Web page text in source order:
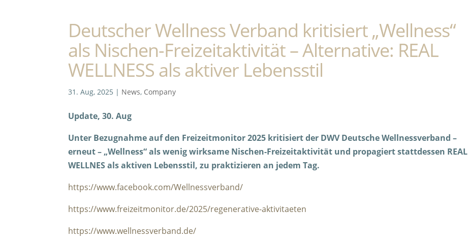
Deutscher Wellness Verband kritisiert „Wellness“
als Nischen-Freizeitaktivität – Alternative: REAL
WELLNESS als aktiver Lebensstil
31. Aug, 2025 | News, Company
Update, 30. Aug
Unter Bezugnahme auf den Freizeitmonitor 2025 kritisiert der DWV Deutsche Wellnessverband –
erneut – „Wellness“ als wenig wirksame Nischen-Freizeitaktivität und propagiert stattdessen REAL
WELLNES als aktiven Lebensstil, zu praktizieren an jedem Tag.
https://www.facebook.com/Wellnessverband/
https://www.freizeitmonitor.de/2025/regenerative-aktivitaeten
https://www.wellnessverband.de/